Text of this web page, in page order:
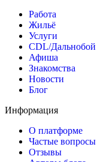
Работа
Жильё
Услуги
CDL/Дальнобой
Афиша
Знакомства
Новости
Блог
Информация
О платформе
Частые
Отзывы